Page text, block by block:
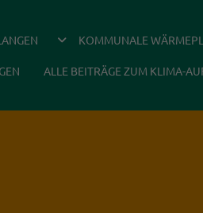
DROPDOWN ÖFFNEN
KOMMUNALE
ALLE BEITRÄGE ZUM KLIMA-